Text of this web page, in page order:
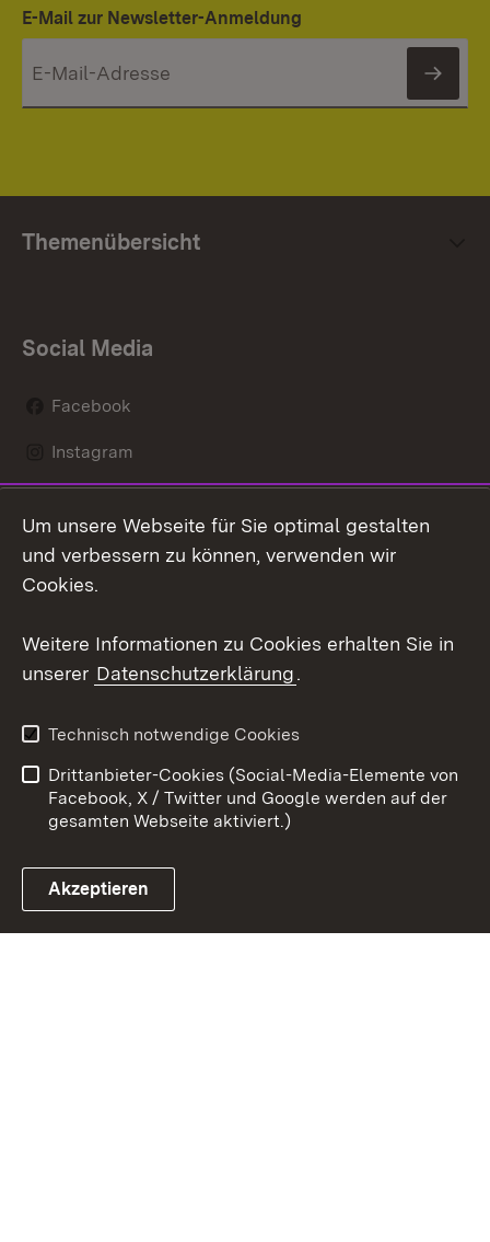
E-Mail zur Newsletter-Anmeldung
Themenübersicht
Social Media
Facebook
Instagram
Mastodon
Youtube
Link zum Landesportal
Kontakt
Datenschutz
Barrierefreiheit
Impressum Cookies
Um unsere Webseite für Sie optimal gestalten
und verbessern zu können, verwenden wir
Cookies.
Weitere Informationen zu Cookies erhalten Sie in
unserer Datenschutzerklärung.
Technisch notwendige Cookies
Drittanbieter-Cookies (Social-Media-Elemente von
Facebook, X / Twitter und Google werden auf der
gesamten Webseite aktiviert.)
Akzeptieren